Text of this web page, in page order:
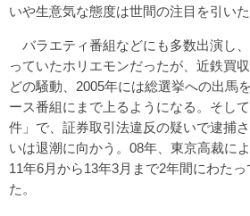
いや生意気な態度は世間の注目を引いた
バラエティ番組などにも多数出演し
っていたホリエモンだったが、近鉄買
どの騒動、2005年には総選挙への出馬
ース番組にまで上るようになる。そし
件」で、証券取引法違反の疑いで逮捕
いは退潮に向かう。08年、東京高裁に
11年6月から13年3月まで2年間にわた
た。